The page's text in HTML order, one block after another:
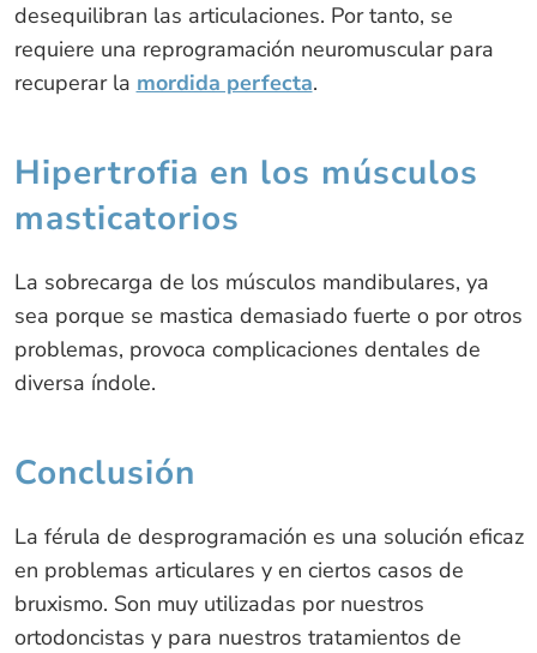
desequilibran las articulaciones. Por tanto, se
requiere una reprogramación neuromuscular para
recuperar la mordida perfecta.
Hipertrofia en los músculos
masticatorios
La sobrecarga de los músculos mandibulares, ya
sea porque se mastica demasiado fuerte o por otros
problemas, provoca complicaciones dentales de
diversa índole.
Conclusión
La férula de desprogramación es una solución eficaz
en problemas articulares y en ciertos casos de
bruxismo. Son muy utilizadas por nuestros
ortodoncistas y para nuestros tratamientos de